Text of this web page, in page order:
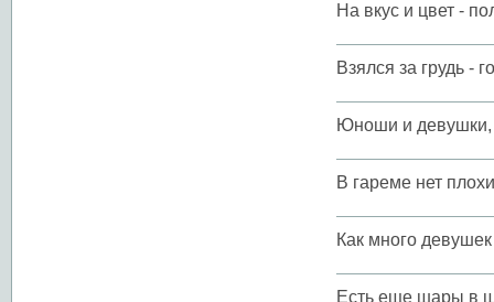
На вкус и цвет -
Взялся за грудь -
Юноши и девушки,
В гареме нет
Как много
Есть еще шары в